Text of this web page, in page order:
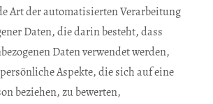
Art der automatisierten Verarbeitung
Daten, die darin besteht, dass
Daten verwendet werden,
Aspekte, die sich auf eine
beziehen, zu bewerten,